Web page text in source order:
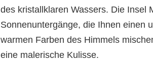
des kristallklaren Wassers. Die Insel
Sonnenuntergänge, die Ihnen einen
warmen Farben des Himmels
eine malerische Kulisse.